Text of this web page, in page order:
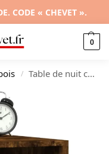
CODE « CHEVET ».
0
/ Table de nuit chêne design transparent, 40x41x50cm